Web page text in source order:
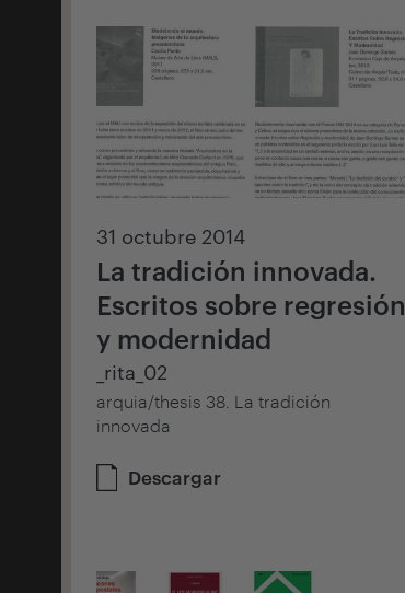
31 octubre 2014
La tradición innovada.
Escritos sobre regresión
y modernidad
_rita_02
arquia/thesis 38. La tradición
innovada
Descargar